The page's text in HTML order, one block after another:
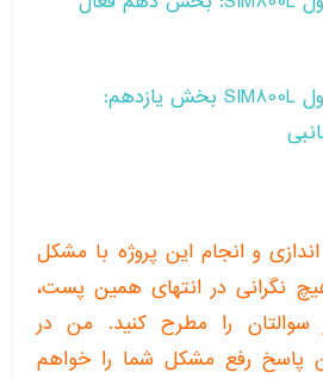
راه اندازی و کار با ماژول SIM800L بخش یازدهم:
و انجام این پروژه با مشکل
نگرانی در انتهای همین پست،
را مطرح کنید. من در
پاسخ رفع مشکل شما را خواهم